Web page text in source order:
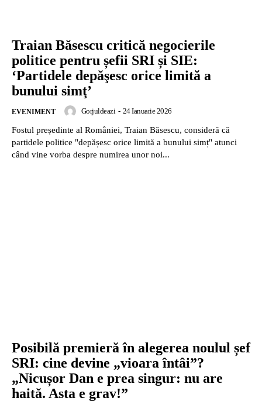
Traian Băsescu critică negocierile
politice pentru șefii SRI și SIE:
‘Partidele depăşesc orice limită a
bunului simţ’
EVENIMENT Gorjuldeazi - 24 Ianuarie 2026
Fostul președinte al României, Traian Băsescu, consideră că
partidele politice "depășesc orice limită a bunului simț" atunci
când vine vorba despre numirea unor noi...
Posibilă premieră în alegerea noulul șef
SRI: cine devine „vioara întâi”?
„Nicușor Dan e prea singur: nu are
haită. Asta e grav!”